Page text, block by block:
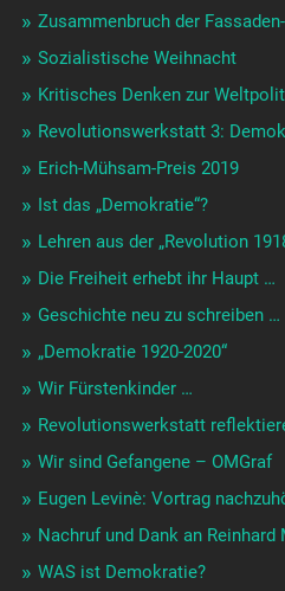
Zusammenbruch der
Sozialistische Weihnacht
Kritisches Denken zur
Revolutionswerkstatt 3:
Erich-Mühsam-Preis 2019
Ist das „Demokratie“?
Lehren aus der „Revolution
Die Freiheit erhebt ihr Haupt …
Geschichte neu zu schreiben …
„Demokratie 1920-2020“
Wir Fürstenkinder …
Revolutionswerkstatt
Wir sind Gefangene – OMGraf
Eugen Levinè: Vortrag
Nachruf und Dank an Reinhard
WAS ist Demokratie?